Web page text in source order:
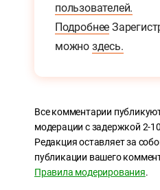
пользователей.
Подробнее
можно здесь.
Все комментарии
модерации с задержкой 2-
Редакция оставляет за
публикации вашего
Правила модерирования.